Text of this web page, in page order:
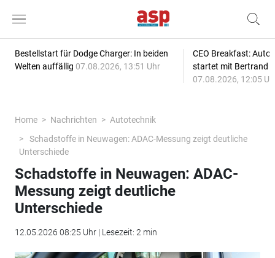
Bestellstart für Dodge Charger: In beiden
Welten auffällig 07.08.2026, 13:51 Uhr
CEO Breakfast:
startet mit Bertrand
07.08.2026, 12:05
Home Nachrichten
Autotechnik
Schadstoffe in Neuwagen: ADAC-Messung zeigt deutliche
Unterschiede
Schadstoffe in Neuwagen: ADAC-
Messung zeigt deutliche
Unterschiede
12.05.2026 08:25 Uhr | Lesezeit: 2 min